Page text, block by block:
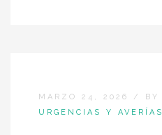
MARZO 24, 2026 / BY
URGENCIAS Y AVERÍAS